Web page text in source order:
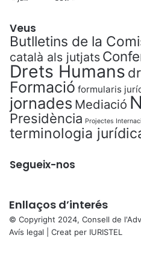
Veus
Butlletins de la
català als jutjats
Drets Humans
Formació formularis
jornades Mediació
Presidència Projectes
terminologia
Segueix-nos
Enllaços d’interés
© Copyright 2024, Consell de
Avís legal | Creat per IURISTEL